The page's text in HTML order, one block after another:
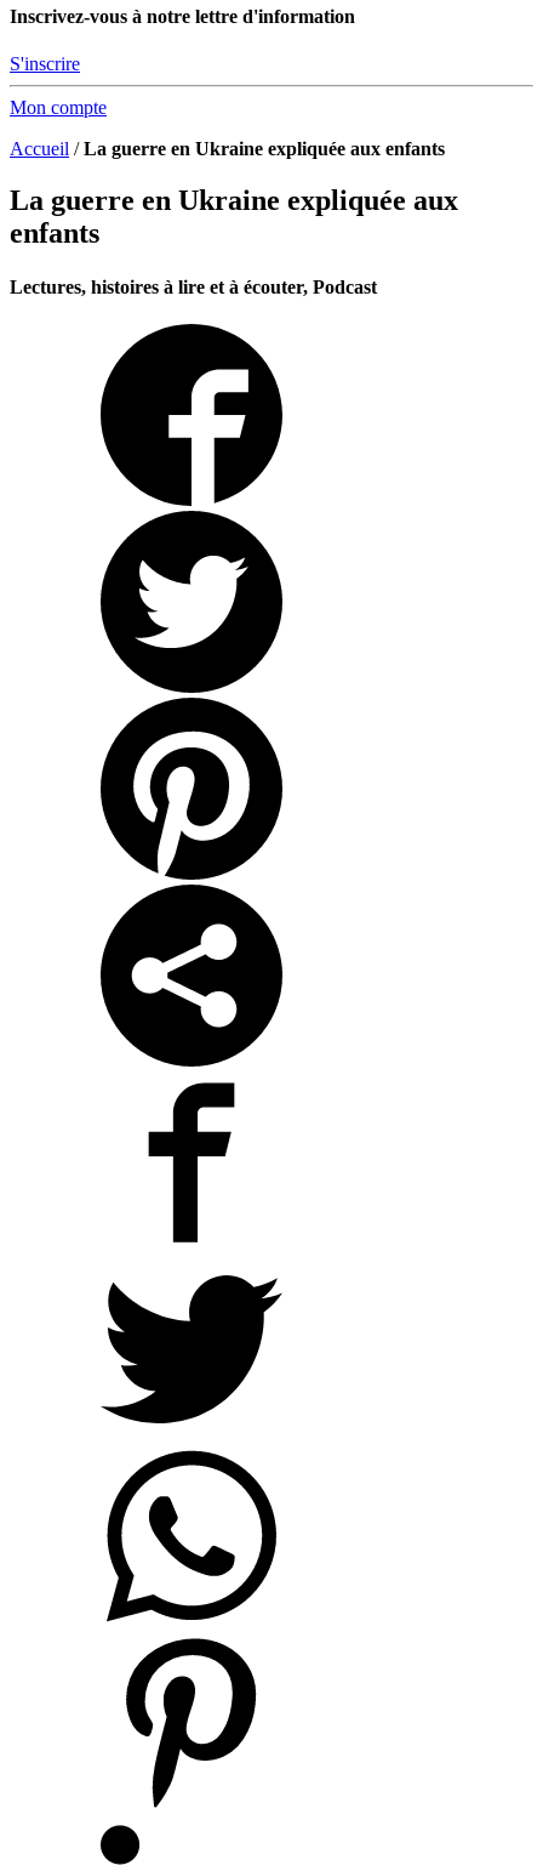
Inscrivez-vous à notre lettre d'information
S'inscrire
Mon compte
Accueil /La guerre en Ukraine expliquée aux enfants
La guerre en Ukraine expliquée aux
enfants
Lectures, histoires à lire et à écouter, Podcast